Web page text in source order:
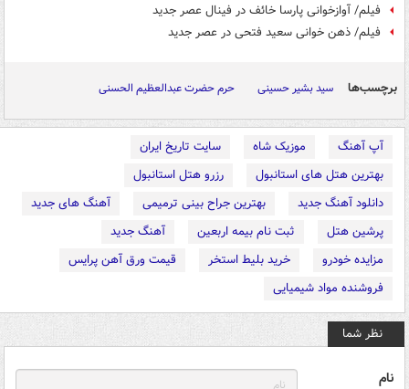
فیلم/ آوازخوانی پارسا خائف در فینال عصر جدید
فیلم/ ذهن خوانی سعید فتحی در عصر جدید
برچسب‌ها سید بشیر حسینی حرم حضرت عبدالعظیم الحسنی
آپ آهنگ موزیک شاه
سایت تاریخ ایران
بهترین هتل های استانبول
رزرو هتل استانبول
دانلود آهنگ جدید
بهترین جراح بینی ترمیمی
آهنگ های جدید
پرشین هتل
ثبت نام بیمه اربعین
آهنگ جدید
مزایده خودرو
خرید بلیط استخر
قیمت ورق آهن پرایس
فروشنده مواد شیمیایی
نظر شما
نام